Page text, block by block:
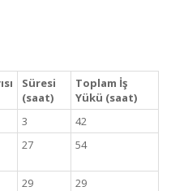
Süresi
(saat)
Toplam İş
Yükü (saat)
3
42
27 54
29
29